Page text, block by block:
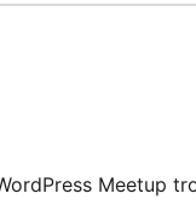
Meetup